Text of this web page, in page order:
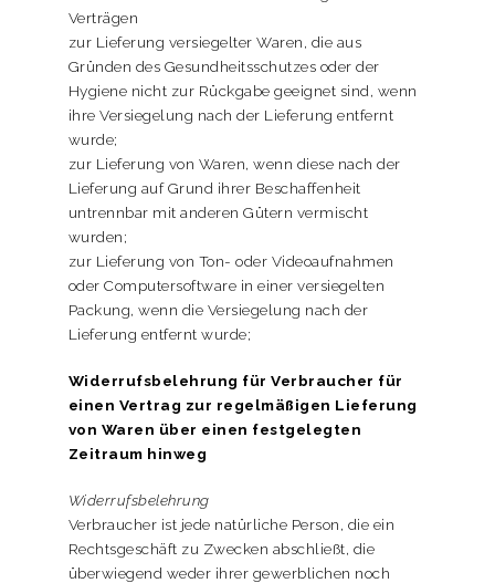
Verträgen
zur Lieferung versiegelter Waren, die aus
Gründen des Gesundheitsschutzes oder der
Hygiene nicht zur Rückgabe geeignet sind, wenn
ihre Versiegelung nach der Lieferung entfernt
wurde;
zur Lieferung von Waren, wenn diese nach der
Lieferung auf Grund ihrer Beschaffenheit
untrennbar mit anderen Gütern vermischt
wurden;
zur Lieferung von Ton- oder Videoaufnahmen
oder Computersoftware in einer versiegelten
Packung, wenn die Versiegelung nach der
Lieferung entfernt wurde;
Widerrufsbelehrung für Verbraucher für
einen Vertrag zur regelmäßigen Lieferung
von Waren über einen festgelegten
Zeitraum hinweg
Widerrufsbelehrung
Verbraucher ist jede natürliche Person, die ein
Rechtsgeschäft zu Zwecken abschließt, die
überwiegend weder ihrer gewerblichen noch